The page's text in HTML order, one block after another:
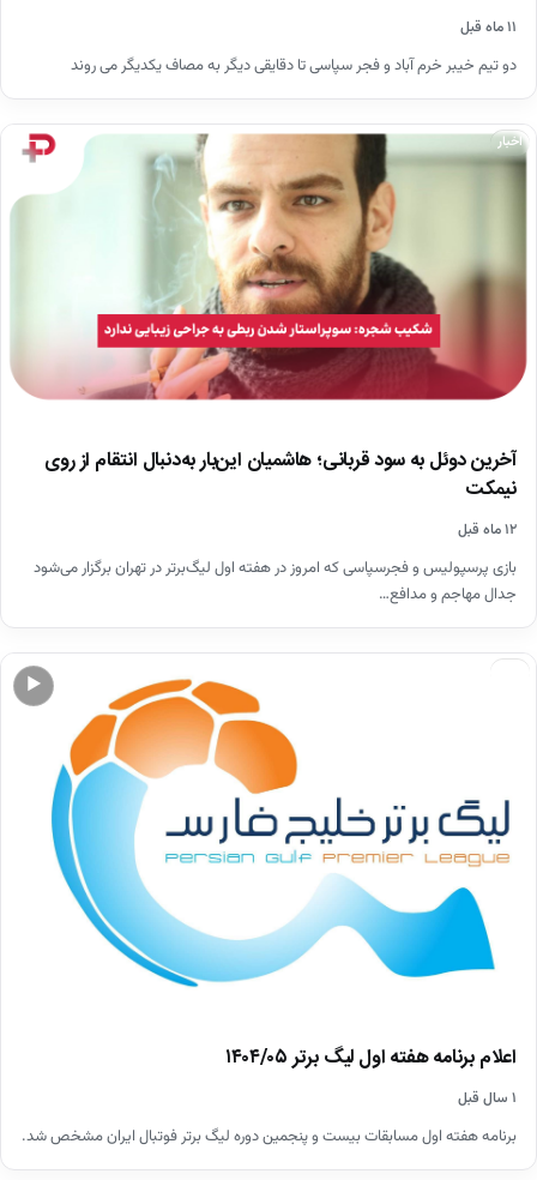
۱۱ ماه قبل
دو تیم خیبر خرم آباد و فجر سپاسی تا دقایقی دیگر به مصاف یکدیگر می روند
اخبار
آخرین دوئل به سود قربانی؛ هاشمیان این‌بار به‌دنبال انتقام از روی
نیمکت
۱۲ ماه قبل
بازی پرسپولیس و فجرسپاسی که امروز در هفته اول لیگ‌برتر در تهران برگزار می‌شود
جدال مهاجم و مدافع…
▶
اعلام برنامه هفته اول لیگ برتر ۱۴۰۴/۰۵
۱ سال قبل
برنامه هفته اول مسابقات بیست و پنجمین دوره لیگ برتر فوتبال ایران مشخص شد.